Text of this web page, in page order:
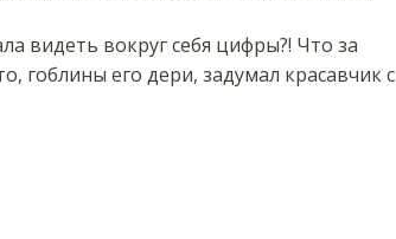
видеть вокруг себя цифры?! Что за
гоблины его дери, задумал красавчик с